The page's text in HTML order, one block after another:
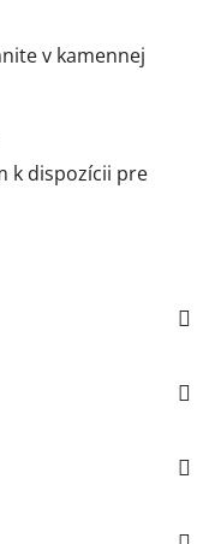
v kamennej
k dispozícii pre